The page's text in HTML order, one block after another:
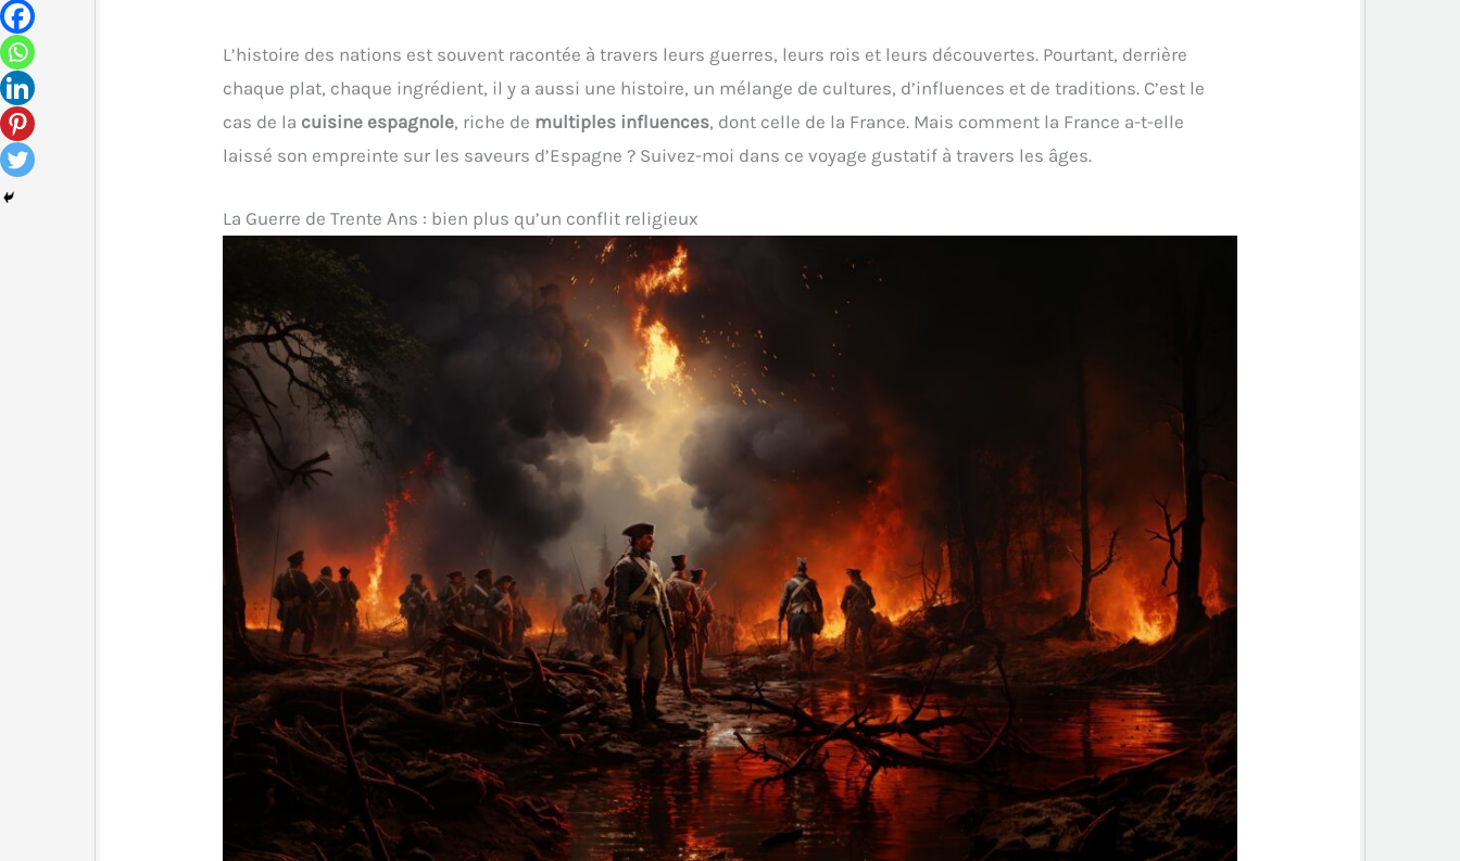
L’histoire des nations est souvent racontée à travers leurs guerres, leurs rois et leurs découvertes. Pourtant, derrière
chaque plat, chaque ingrédient, il y a aussi une histoire, un mélange de cultures, d’influences et de traditions. C’est le
cas de la cuisine espagnole, riche de multiples influences, dont celle de la France. Mais comment la France a-t-elle
laissé son empreinte sur les saveurs d’Espagne ? Suivez-moi dans ce voyage gustatif à travers les âges.
La Guerre de Trente Ans : bien plus qu’un conflit religieux